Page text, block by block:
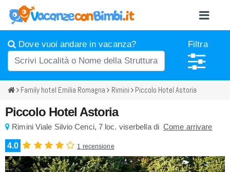
Dove vuoi andare in vacanza? Filtra
Family hotel Emilia Romagna Rimini Piccolo Hotel Astoria
Piccolo Hotel Astoria
Rimini Viale Silvio Cenci, 7 loc. viserbella diCome arrivare
4.0 1 recensione